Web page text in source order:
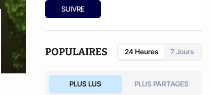
Montaigne en 2019. Il a travaillé auparavant
au Bundestag, comme attaché parlementaire
un projet d’exposition visant à présenter à
Berlin les collections d’art moderne du
au lancement d’un fonds d’investissement
européen dans le domaine de la Smart City
SUIVRE
POPULAIRES 24 Heures 7 Jours
PLUS LUS PLUS PARTAGES